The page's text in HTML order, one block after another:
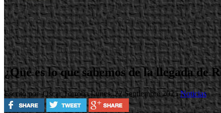
¿Qué es lo que sabemos de la llegada de
Escrito por Oscar TorrobaLunes, 22 Septiembre 2025Noticias